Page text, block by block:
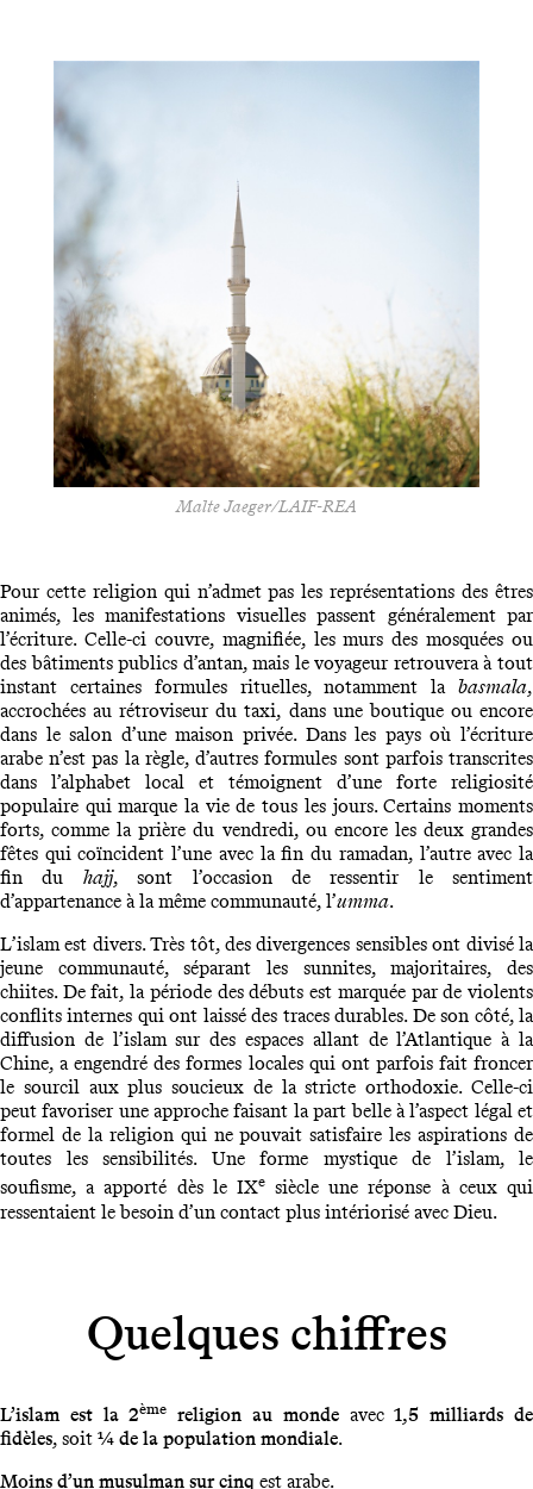
Malte Jaeger/LAIF-REA
Pour cette religion qui n’admet pas les représentations des êtres
animés, les manifestations visuelles passent généralement par
l’écriture. Celle-ci couvre, magnifiée, les murs des mosquées ou
des bâtiments publics d’antan, mais le voyageur retrouvera à tout
instant certaines formules rituelles, notamment la basmala,
accrochées au rétroviseur du taxi, dans une boutique ou encore
dans le salon d’une maison privée. Dans les pays où l’écriture
arabe n’est pas la règle, d’autres formules sont parfois transcrites
dans l’alphabet local et témoignent d’une forte religiosité
populaire qui marque la vie de tous les jours. Certains moments
forts, comme la prière du vendredi, ou encore les deux grandes
fêtes qui coïncident l’une avec la fin du ramadan, l’autre avec la
fin du hajj, sont l’occasion de ressentir le sentiment
d’appartenance à la même communauté, l’umma.
L’islam est divers. Très tôt, des divergences sensibles ont divisé la
jeune communauté, séparant les sunnites, majoritaires, des
chiites. De fait, la période des débuts est marquée par de violents
conflits internes qui ont laissé des traces durables. De son côté, la
diffusion de l’islam sur des espaces allant de l’Atlantique à la
Chine, a engendré des formes locales qui ont parfois fait froncer
le sourcil aux plus soucieux de la stricte orthodoxie. Celle-ci
peut favoriser une approche faisant la part belle à l’aspect légal et
formel de la religion qui ne pouvait satisfaire les aspirations de
toutes les sensibilités. Une forme mystique de l’islam, le
soufisme, a apporté dès le IXesiècle une réponse à ceux qui
ressentaient le besoin d’un contact plus intériorisé avec Dieu.
Quelques chiffres
L’islam est la 2ème religion au mondeavec1,5 milliards de
fidèles, soit ¼ de la population mondiale.
Moins d’un musulman sur cinq est arabe.